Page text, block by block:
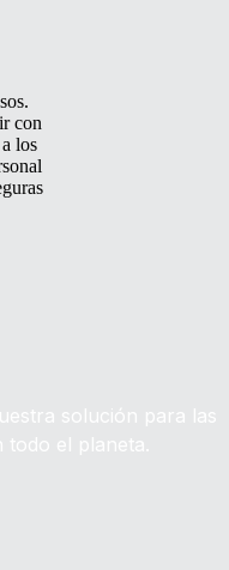
con
los
solución para las
el planeta.